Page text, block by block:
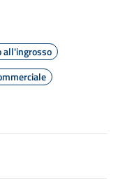
all'ingrosso